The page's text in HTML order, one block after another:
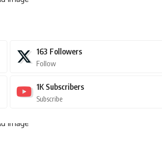
163 Followers
Follow
1K Subscribers
Subscribe